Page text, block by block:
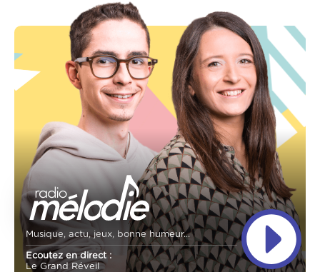
Musique, actu, jeux, bonne humeur...
Ecoutez en direct :
Le Grand Réveil